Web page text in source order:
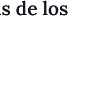
de los